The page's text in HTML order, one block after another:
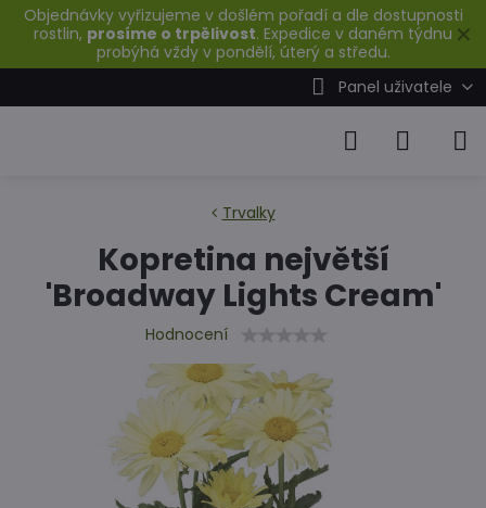
✕
Objednávky vyřizujeme v došlém pořadí a dle dostupnosti
rostlin, prosíme o trpělivost. Expedice v daném týdnu
probýhá vždy v pondělí, úterý a středu.
Panel uživatele
Trvalky
Kopretina největší
'Broadway Lights Cream'
Hodnocení